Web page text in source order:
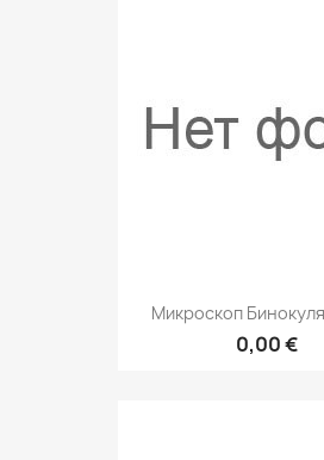
Микроскоп
0,00 €